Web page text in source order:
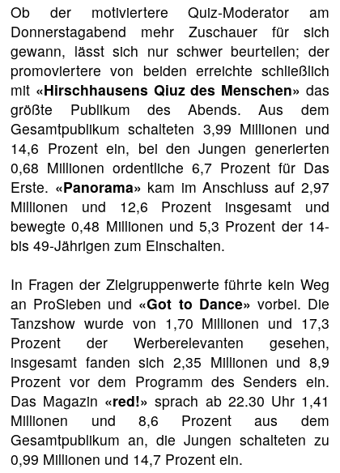
Ob der motiviertere Quiz-Moderator am
Donnerstagabend mehr Zuschauer für sich
gewann, lässt sich nur schwer beurteilen; der
promoviertere von beiden erreichte schließlich
mit «Hirschhausens Qiuz des Menschen» das
größte Publikum des Abends. Aus dem
Gesamtpublikum schalteten 3,99 Millionen und
14,6 Prozent ein, bei den Jungen generierten
0,68 Millionen ordentliche 6,7 Prozent für Das
Erste. «Panorama» kam im Anschluss auf 2,97
Millionen und 12,6 Prozent insgesamt und
bewegte 0,48 Millionen und 5,3 Prozent der 14-
bis 49-Jährigen zum Einschalten.
In Fragen der Zielgruppenwerte führte kein Weg
an ProSieben und «Got to Dance» vorbei. Die
Tanzshow wurde von 1,70 Millionen und 17,3
Prozent der Werberelevanten gesehen,
insgesamt fanden sich 2,35 Millionen und 8,9
Prozent vor dem Programm des Senders ein.
Das Magazin «red!» sprach ab 22.30 Uhr 1,41
Millionen und 8,6 Prozent aus dem
Gesamtpublikum an, die Jungen schalteten zu
0,99 Millionen und 14,7 Prozent ein.